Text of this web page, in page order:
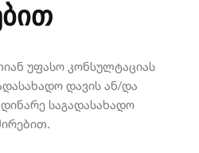
უფასო კონსულტაციას
დავის ან/და
საგადასახადო